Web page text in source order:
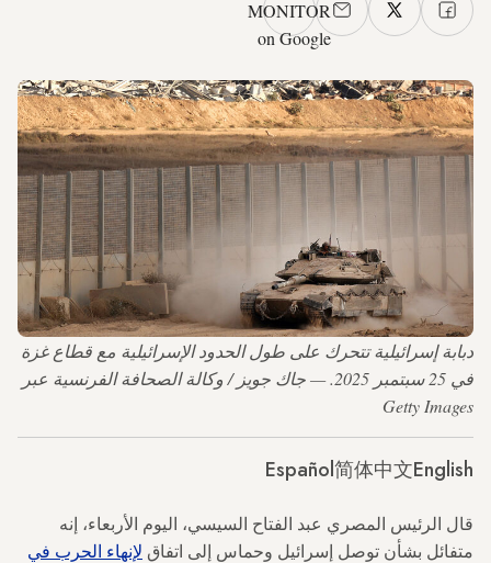
MONITOR
on Google
دبابة إسرائيلية تتحرك على طول الحدود الإسرائيلية مع قطاع غزة
في 25 سبتمبر 2025. — جاك جويز / وكالة الصحافة الفرنسية عبر
Getty Images
English
简体中文
Español
قال الرئيس المصري عبد الفتاح السيسي، اليوم الأربعاء، إنه
متفائل بشأن توصل إسرائيل وحماس إلى اتفاق لإنهاء الحرب في